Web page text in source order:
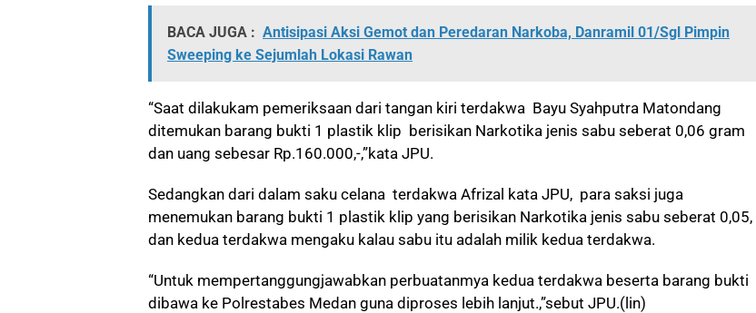
BACA JUGA : Antisipasi Aksi Gemot dan Peredaran Narkoba, Danramil 01/Sgl Pimpin
Sweeping ke Sejumlah Lokasi Rawan
“Saat dilakukam pemeriksaan dari tangan kiri terdakwa Bayu Syahputra Matondang
ditemukan barang bukti 1 plastik klip berisikan Narkotika jenis sabu seberat 0,06 gram
dan uang sebesar Rp.160.000,-,”kata JPU.
Sedangkan dari dalam saku celana terdakwa Afrizal kata JPU, para saksi juga
menemukan barang bukti 1 plastik klip yang berisikan Narkotika jenis sabu seberat 0,05,
dan kedua terdakwa mengaku kalau sabu itu adalah milik kedua terdakwa.
“Untuk mempertanggungjawabkan perbuatanmya kedua terdakwa beserta barang bukti
dibawa ke Polrestabes Medan guna diproses lebih lanjut.,”sebut JPU.(lin)